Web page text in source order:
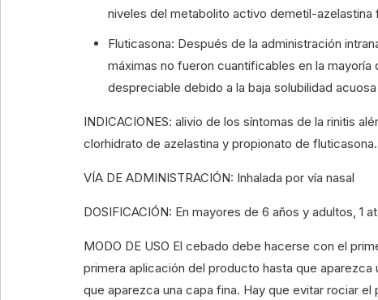
niveles del metabolito activo demetil-
Fluticasona: Después de la administración
máximas no fueron cuantificables en la
despreciable debido a la baja solubilidad
INDICACIONES: alivio de los síntomas de la rinitis
clorhidrato de azelastina y propionato de fluticasona.
VÍA DE ADMINISTRACIÓN: Inhalada por vía nasal
DOSIFICACIÓN: En mayores de 6 años y adultos, 1
MODO DE USO El cebado debe hacerse con el
primera aplicación del producto hasta que aparezca
que aparezca una capa fina. Hay que evitar rociar